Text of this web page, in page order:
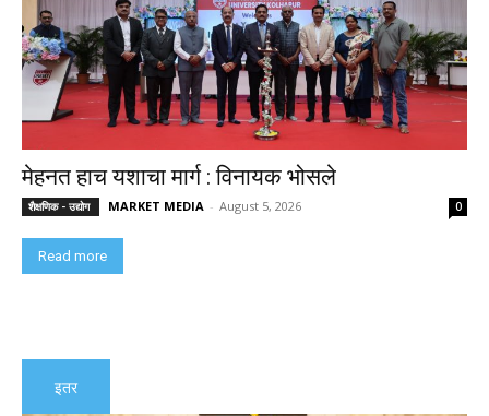
मेहनत हाच यशाचा मार्ग : विनायक भोसले
शैक्षणिक - उद्योग MARKET MEDIA - August 5, 2026 0
Read more
इतर